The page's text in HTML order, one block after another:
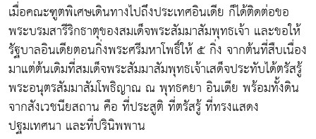
เมื่อคณะฑูตพิเศษเดินทางไปถึงประเทศอินเดีย ก็ได้ติดต่อขอ
พระบรมสารีริกธาตุของสมเด็จพระสัมมาสัมพุทธเจ้า และขอให้
รัฐบาลอินเดียตอนกิ่งพระศรีมหาโพธิ์ให้ ๕ กิ่ง จากต้นที่สืบเนื่อง
มาแต่ต้นเดิมที่สมเด็จพระสัมมาสัมพุทธเจ้าเสด็จประทับได้ตรัสรู้
พระอนุตรสัมมาสัมโพธิญาณ ณ พุทธคยา อินเดีย พร้อมทั้งดิน
จากสังเวชนียสถาน คือ ที่ประสูติ ที่ตรัสรู้ ที่ทรงแสดง
ปฐมเทศนา และที่ปรินิพพาน